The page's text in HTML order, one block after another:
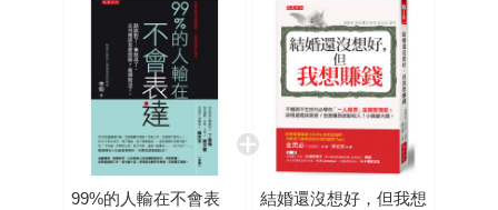
99%的人輸在不會表
結婚還沒想好，但我想